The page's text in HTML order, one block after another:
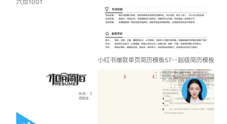
六页1001
小红书爆款单页简历模板57--超级简历模板